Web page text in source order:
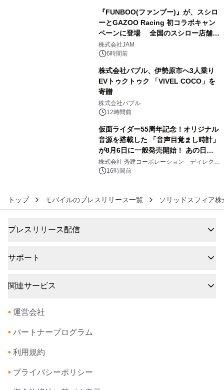
『FUNBOO(ファンブー)』が、スシロ
ーとGAZOO Racing 初コラボキャン
ペーンに登場 全国のスシロー店舗で
GR 4車種の FUNBOO(ミニカー)付き
メニューが展開されます
株式会社JAM
6時間前
株式会社バブル、伊勢原市へ3人乗り
EVトゥクトゥク 「VIVEL COCO」を
寄贈
株式会社バブル
12時間前
仮面ライダー55周年記念！オリジナル
音源を搭載した 「音声目覚まし時計」
が8月6日に一般発売開始！ あの日の
大興奮が今甦る
株式会社 秀建コーポレーション ディレクト
アートギャラリー
16時間前
トップ モバイルのプレスリリース一覧 ソリッドスフィア株
プレスリリース配信
サポート
関連サービス
• 運営会社
• パートナープログラム
• 利用規約
• プライバシーポリシー